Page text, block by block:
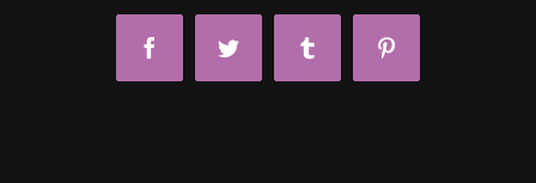
FacebookTwitter Tumblr Pinterest